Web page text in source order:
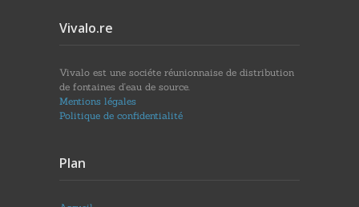
Vivalo.re
Vivalo est une sociéte réunionnaise de distribution
de fontaines d'eau de source.
Mentions légales
Politique de confidentialité
Plan